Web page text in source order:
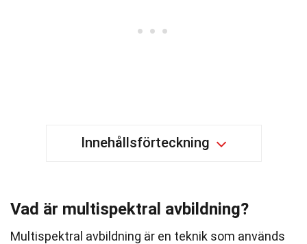
Innehållsförteckning
Vad är multispektral avbildning?
Multispektral avbildning är en teknik som används